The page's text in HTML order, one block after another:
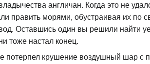
англичан. Когда это не
править морями, обустраивая их
Оставшись один вы решили найти
тоже настал конец.
потерпел крушение воздушный шар